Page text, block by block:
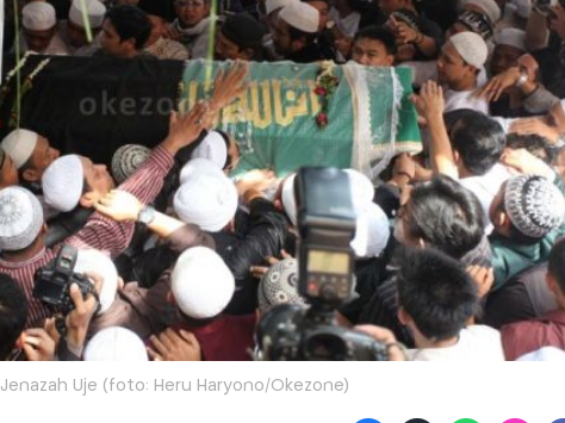
Jenazah Uje (foto: Heru Haryono/Okezone)